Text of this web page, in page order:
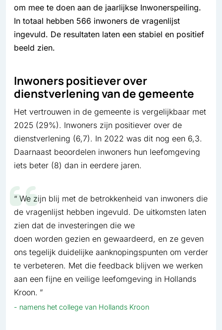
om mee te doen aan de jaarlijkse Inwonerspeiling.
In totaal hebben 566 inwoners de vragenlijst
ingevuld. De resultaten laten een stabiel en positief
beeld zien.
Inwoners positiever over
dienstverlening van de gemeente
Het vertrouwen in de gemeente is vergelijkbaar met
2025 (29%). Inwoners zijn positiever over de
dienstverlening (6,7). In 2022 was dit nog een 6,3.
Daarnaast beoordelen inwoners hun leefomgeving
iets beter (8) dan in eerdere jaren.
We zijn blij met de betrokkenheid van inwoners die
de vragenlijst hebben ingevuld. De uitkomsten laten
zien dat de investeringen die we
doen worden gezien en gewaardeerd, en ze geven
ons tegelijk duidelijke aanknopingspunten om verder
te verbeteren. Met die feedback blijven we werken
aan een fijne en veilige leefomgeving in Hollands
Kroon.
namens het college van Hollands Kroon